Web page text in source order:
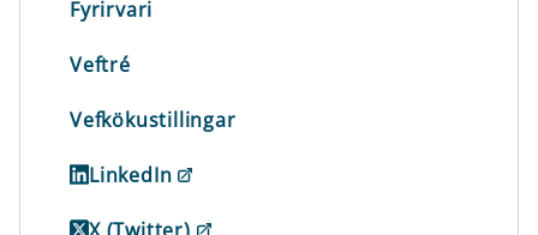
Fyrirvari
Veftré
Vefkökustillingar
LinkedIn
X (Twitter)